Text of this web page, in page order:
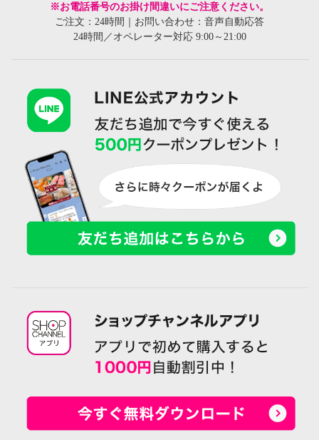
※お電話番号のお掛け間違いにご注意ください。
ご注文：24時間｜お問い合わせ：音声自動応答
24時間／オペレーター対応 9:00～21:00